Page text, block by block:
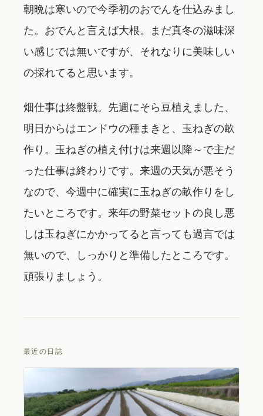
朝晩は寒いので今季初のおでんを仕込みまし
た。おでんと言えば大根。まだ真冬の滋味深
い感じでは無いですが、それなりに美味しい
の採れてると思います。
畑仕事は終盤戦。先週にそら豆植えました、
明日からはエンドウの種まきと、玉ねぎの畝
作り。玉ねぎの植え付けは来週以降～で主だ
った仕事は終わりです。来週の天気が悪そう
なので、今週中に確実に玉ねぎの畝作りをし
たいところです。来年の野菜セットの良し悪
しは玉ねぎにかかってると言っても過言では
無いので、しっかりと準備したところです。
頑張りましょう。
最近の日誌